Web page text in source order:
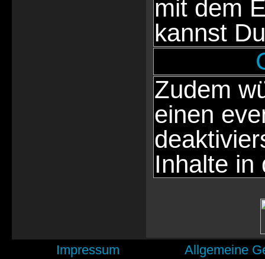
mit dem
kannst
Zudem
einen
Inhalte in
Impressum
Allgemeine